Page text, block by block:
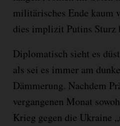
militärisches Ende kaum
dies implizit Putins Sturz
Diplomatisch sieht es
als sei es immer am
Dämmerung. Nachdem
vergangenen Monat
Krieg gegen die Ukraine